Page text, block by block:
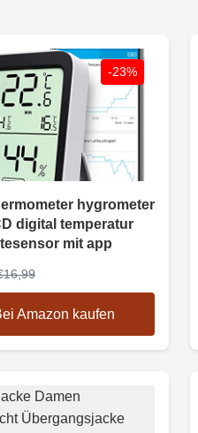
-23%
hygrometer
digital temperatur
mit app
Amazon kaufen